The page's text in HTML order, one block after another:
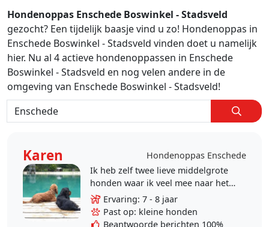
Hondenoppas Enschede Boswinkel - Stadsveld
gezocht? Een tijdelijk baasje vind u zo! Hondenoppas in
Enschede Boswinkel - Stadsveld vinden doet u namelijk
hier. Nu al 4 actieve hondenoppassen in Enschede
Boswinkel - Stadsveld en nog velen andere in de
omgeving van Enschede Boswinkel - Stadsveld!
Karen
Hondenoppas Enschede
Ik heb zelf twee lieve middelgrote
honden waar ik veel mee naar het
bos ga om een lekkere wandeling
te maken. Onze kinderen zijn
inmiddels het huis..
Ervaring: 7 - 8 jaar
Past op: kleine honden
Beantwoorde berichten 100%